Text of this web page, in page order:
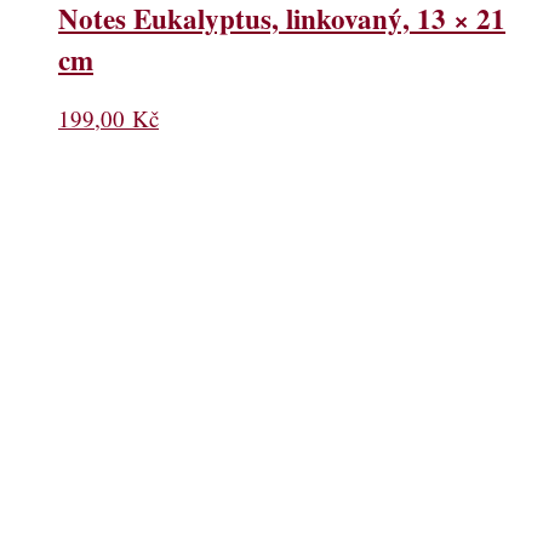
Notes Eukalyptus, linkovaný, 13 × 21
cm
199,00 Kč